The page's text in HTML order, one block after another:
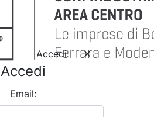
Accedi
Accedi
Email: